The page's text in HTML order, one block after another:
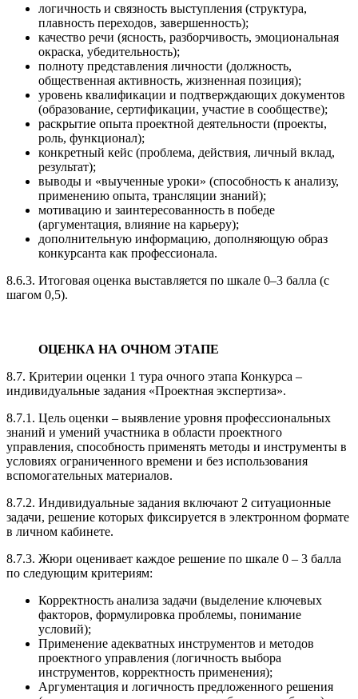
логичность и связность выступления (структура,
плавность переходов, завершенность);
качество речи (ясность, разборчивость, эмоциональная
окраска, убедительность);
полноту представления личности (должность,
общественная активность, жизненная позиция);
уровень квалификации и подтверждающих документов
(образование, сертификации, участие в сообществе);
раскрытие опыта проектной деятельности (проекты,
роль, функционал);
конкретный кейс (проблема, действия, личный вклад,
результат);
выводы и «выученные уроки» (способность к анализу,
применению опыта, трансляции знаний);
мотивацию и заинтересованность в победе
(аргументация, влияние на карьеру);
дополнительную информацию, дополняющую образ
конкурсанта как профессионала.
8.6.3. Итоговая оценка выставляется по шкале 0–3 балла (с
шагом 0,5).
ОЦЕНКА НА ОЧНОМ ЭТАПЕ
8.7. Критерии оценки 1 тура очного этапа Конкурса –
индивидуальные задания «Проектная экспертиза».
8.7.1. Цель оценки – выявление уровня профессиональных
знаний и умений участника в области проектного
управления, способность применять методы и инструменты в
условиях ограниченного времени и без использования
вспомогательных материалов.
8.7.2. Индивидуальные задания включают 2 ситуационные
задачи, решение которых фиксируется в электронном формате
в личном кабинете.
8.7.3. Жюри оценивает каждое решение по шкале 0 – 3 балла
по следующим критериям:
Корректность анализа задачи (выделение ключевых
факторов, формулировка проблемы, понимание
условий);
Применение адекватных инструментов и методов
проектного управления (логичность выбора
инструментов, корректность применения);
Аргументация и логичность предложенного решения